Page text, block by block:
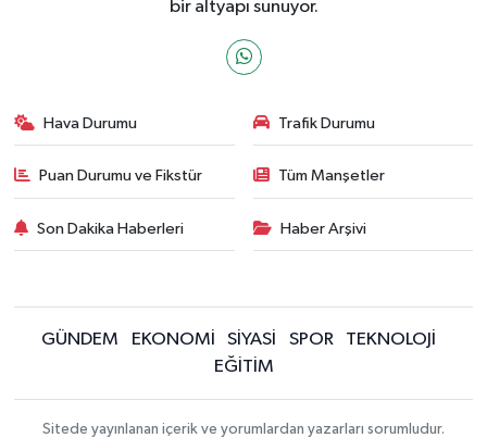
bir altyapı sunuyor.
Hava Durumu Trafik Durumu
Puan Durumu ve Fikstür Tüm Manşetler
Son Dakika Haberleri Haber Arşivi
GÜNDEM EKONOMİ SİYASİ SPOR
TEKNOLOJİ
EĞİTİM
Sitede yayınlanan içerik ve yorumlardan yazarları sorumludur.